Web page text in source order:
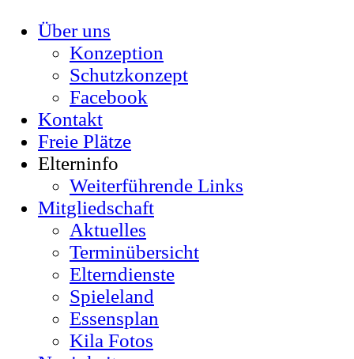
Über uns
Konzeption
Schutzkonzept
Facebook
Kontakt
Freie Plätze
Elterninfo
Weiterführende Links
Mitgliedschaft
Aktuelles
Terminübersicht
Elterndienste
Spieleland
Essensplan
Kila Fotos